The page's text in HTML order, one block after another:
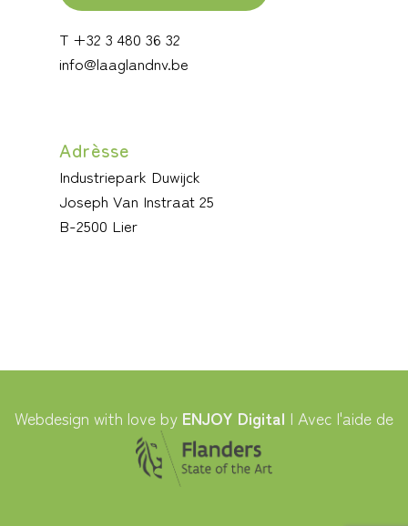
T +32 3 480 36 32
info@laaglandnv.be
Adrèsse
Industriepark Duwijck
Joseph Van Instraat 25
B-2500 Lier
Webdesign with love by ENJOY Digital | Avec l'aide de